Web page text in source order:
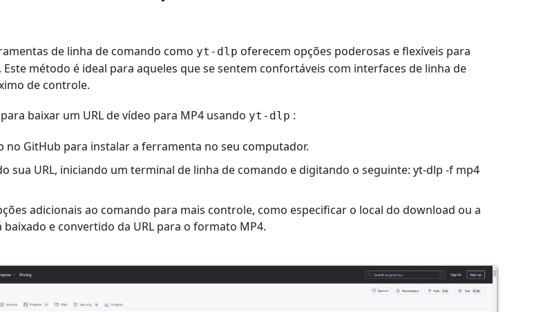
de linha de comando como yt-dlp oferecem opções poderosas e flexíveis para
método é ideal para aqueles que se sentem confortáveis ​​com interfaces de linha de
de controle.
baixar um URL de vídeo para MP4 usando yt-dlp :
no GitHub para instalar a ferramenta no seu computador.
sua URL, iniciando um terminal de linha de comando e digitando o seguinte: yt-dlp -f mp4
adicionais ao comando para mais controle, como especificar o local do download ou a
baixado e convertido da URL para o formato MP4.